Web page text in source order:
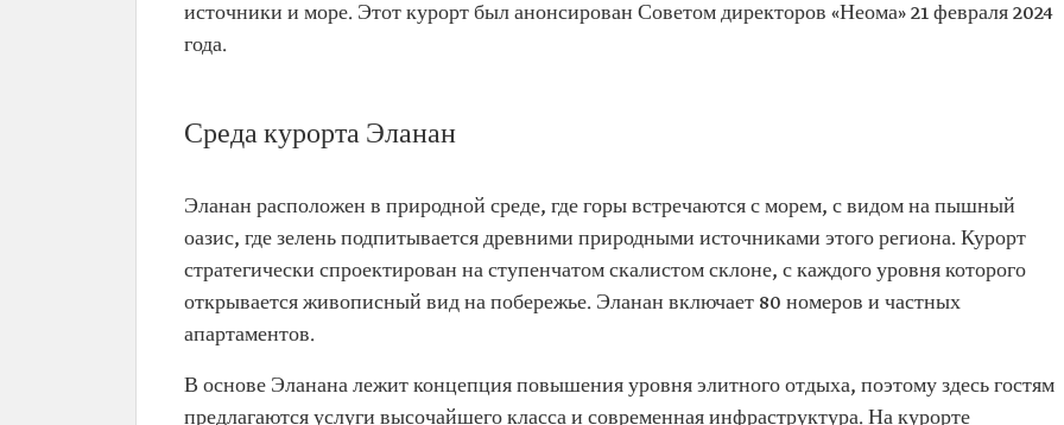
источники и море. Этот курорт был анонсирован Советом директоров «Неома» 21 февраля 2024
года.
Среда курорта Эланан
Эланан расположен в природной среде, где горы встречаются с морем, с видом на пышный
оазис, где зелень подпитывается древними природными источниками этого региона. Курорт
стратегически спроектирован на ступенчатом скалистом склоне, с каждого уровня которого
открывается живописный вид на побережье. Эланан включает 80 номеров и частных
апартаментов.
В основе Эланана лежит концепция повышения уровня элитного отдыха, поэтому здесь гостям
предлагаются услуги высочайшего класса и современная инфраструктура. На курорте